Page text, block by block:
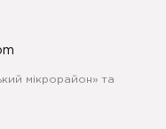
мікрорайон» та